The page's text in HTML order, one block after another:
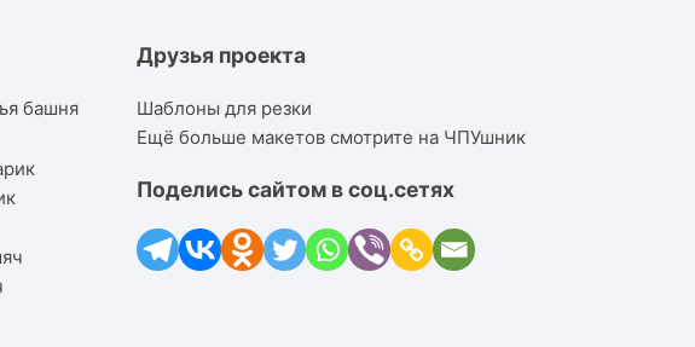
башня
Друзья проекта
Шаблоны для резки
Ещё больше макетов смотрите на ЧПУшник
Поделись сайтом в соц.сетях